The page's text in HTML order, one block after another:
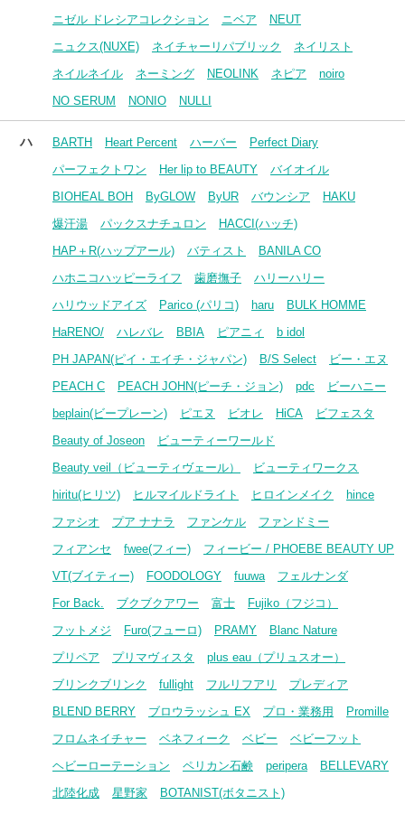
ニゼル ドレシアコレクション
ニベア
NEUT
ニュクス(NUXE)
ネイチャーリパブリック
ネイリスト
ネイルネイル
ネーミング NEOLINK ネピア
noiro
NO SERUM
NONIO NULLI
ハ BARTH Heart Percent ハーバー
Perfect Diary
パーフェクトワン
Her lip to BEAUTY
バイオイル
BIOHEAL BOH
ByGLOW ByUR バウンシア
HAKU
爆汗湯
パックスナチュロン
HACCI(ハッチ)
HAP＋R(ハップアール)
バティスト
BANILA CO
ハホニコハッピーライフ
歯磨撫子
ハリーハリー
ハリウッドアイズ
Parico (パリコ) haru
BULK HOMME
HaRENO/
ハレバレ BBIA ピアニィ
b idol
PH JAPAN(ピイ・エイチ・ジャパン)
B/S Select
ビー・エヌ
PEACH C
PEACH JOHN(ピーチ・ジョン) pdc
ビーハニー
beplain(ビープレーン)
ピエヌ ビオレ HiCA
ビフェスタ
Beauty of Joseon
ビューティーワールド
Beauty veil（ビューティヴェール）
ビューティワークス
hiritu(ヒリツ)
ヒルマイルドライト ヒロインメイク
hince
ファシオ
プア ナナラ ファンケル
ファンドミー
フィアンセ
fwee(フィー)
フィービー / PHOEBE BEAUTY UP
VT(ブイティー)
FOODOLOGY fuuwa
フェルナンダ
For Back.
ブクブクアワー 富士
Fujiko（フジコ）
フットメジ
Furo(フューロ) PRAMY
Blanc Nature
プリペア
プリマヴィスタ
plus eau（プリュスオー）
ブリンクブリンク
fullight フルリフアリ
プレディア
BLEND BERRY
ブロウラッシュ EX プロ・業務用
Promille
フロムネイチャー
ベネフィーク ベビー
ベビーフット
ヘビーローテーション
ペリカン石鹸 peripera
BELLEVARY
北陸化成
星野家
BOTANIST(ボタニスト)